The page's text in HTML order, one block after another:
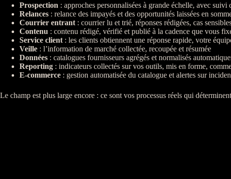
Prospection : approches personnalisées à grande échelle, avec suivi
Relances : relance des impayés et des opportunités laissées en
Courrier entrant : courrier lu et trié, réponses rédigées, cas
Contenu : contenu rédigé, vérifié et publié à la cadence que vous
Service client : les clients obtiennent une réponse rapide, votre
Veille : l’information de marché collectée, recoupée et résumée
Données : catalogues fournisseurs agrégés et normalisés
Reporting : indicateurs collectés sur vos outils, mis en forme,
E-commerce : gestion automatisée du catalogue et alertes sur
Le champ est plus large encore : ce sont vos processus réels qui